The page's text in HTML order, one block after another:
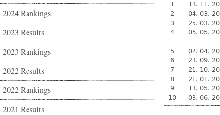
2024 Rankings
2023 Results
2023 Rankings
2022 Results
2022 Rankings
2021 Results
1
18. 11.
2
04. 03.
3
25. 03.
4
06. 05.
5
02. 04.
6
23. 09.
7
21. 10.
8
21. 01.
9
13. 05.
10
03. 06.